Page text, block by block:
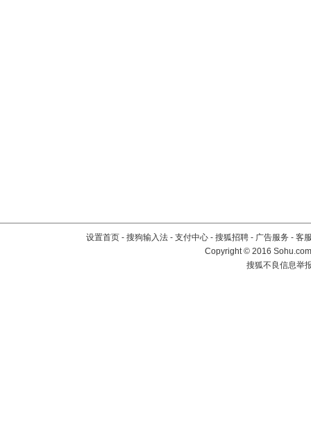
设置首页 - 搜狗输入法 - 支付中心 - 搜狐招聘 - 广告服务 - 客
Copyright©2016
搜狐不良信息举